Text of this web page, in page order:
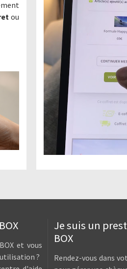
ou
et vous
?
Je suis un
BOX
Rendez-vous dans